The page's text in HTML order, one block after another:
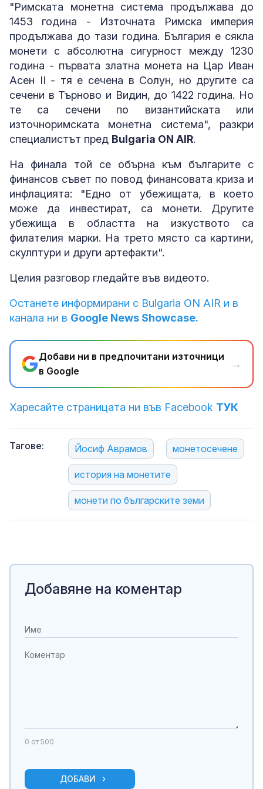
"Римската монетна система продължава до
1453 година - Източната Римска империя
продължава до тази година. България е сякла
монети с абсолютна сигурност между 1230
година - първата златна монета на Цар Иван
Асен II - тя е сечена в Солун, но другите са
сечени в Търново и Видин, до 1422 година. Но
те са сечени по византийската или
източноримската монетна система", разкри
специалистът пред Bulgaria ON AIR.
На финала той се обърна към българите с
финансов съвет по повод финансовата криза и
инфлацията: "Едно от убежищата, в което
може да инвестират, са монети. Другите
убежища в областта на изкуството са
филателия марки. На трето място са картини,
скулптури и други артефакти".
Целия разговор гледайте във видеото.
Останете информирани с Bulgaria ON AIR и в
канала ни в Google News Showcase.
Добави ни в предпочитани източници
в Google
→
Харесайте страницата ни във Facebook ТУК
Тагове: Йосиф Аврамов монетосечене
история на монетите
монети по българските земи
Добавяне на коментар
0 от 500
ДОБАВИ